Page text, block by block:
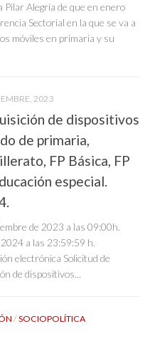
Pilar Alegría de que en enero
Sectorial en la que se va a
móviles en primaria y su
2023
de dispositivos
de primaria,
FP Básica, FP
especial.
de 2023 a las 09:00h.
a las 23:59:59 h.
electrónica Solicitud de
de dispositivos...
/SOCIOPOLÍTICA